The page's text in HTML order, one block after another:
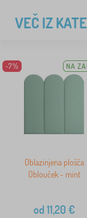
VEČ IZ
-7% NA
Oblazinjena plošča
Oblouček - mint
od 11,20 €